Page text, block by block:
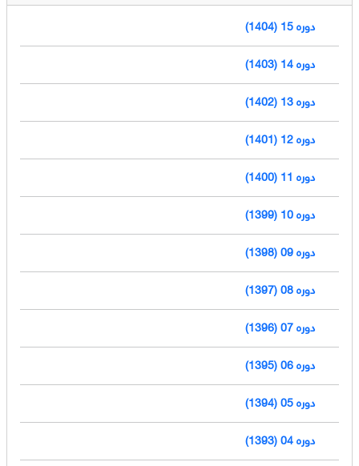
دوره 15 (1404)
دوره 14 (1403)
دوره 13 (1402)
دوره 12 (1401)
دوره 11 (1400)
دوره 10 (1399)
دوره 09 (1398)
دوره 08 (1397)
دوره 07 (1396)
دوره 06 (1395)
دوره 05 (1394)
دوره 04 (1393)